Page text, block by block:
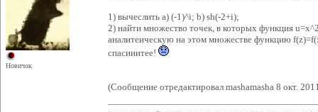
Новичок
1) вычеслить a) (-1)^i; b) sh(-2+i);
2) найти множество точек, в которых функция
аналитеическую на этом множестве функцию
спасииитее!
(Сообщение отредактировал mashamasha 8 окт.